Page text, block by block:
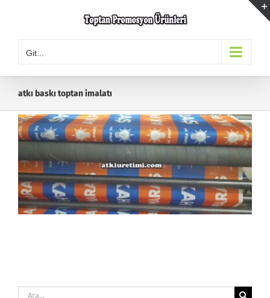
Git...
atkı baskı toptan imalatı
Ara: